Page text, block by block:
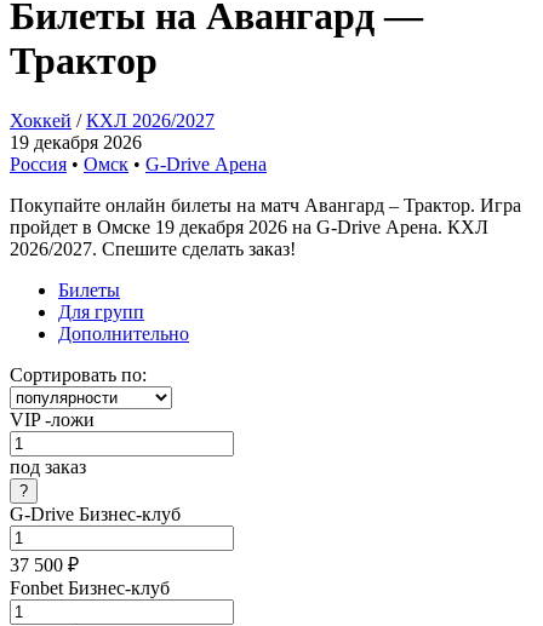
Билеты на Авангард —
Трактор
Хоккей /КХЛ 2026/2027
19 декабря 2026
Россия • Омск • G-Drive Арена
Покупайте онлайн билеты на матч Авангард – Трактор. Игра
пройдет в Омске 19 декабря 2026 на G-Drive Арена. КХЛ
2026/2027. Спешите сделать заказ!
Билеты
Для групп
Дополнительно
Сортировать по:
VIP -ложи
под заказ
G-Drive Бизнес-клуб
37 500 ₽
Fonbet Бизнес-клуб